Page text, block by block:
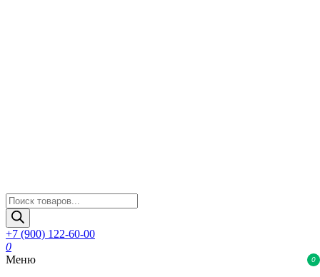
Поиск
товаров
+7 (900) 122-60-00
0
0
Меню